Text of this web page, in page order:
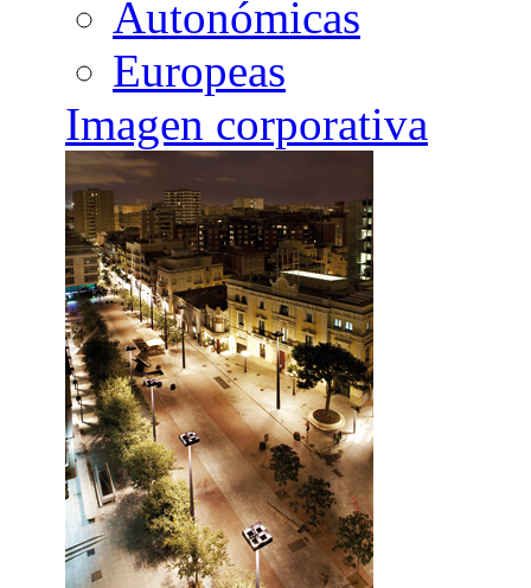
Autonómicas
Europeas
Imagen corporativa